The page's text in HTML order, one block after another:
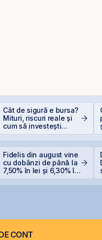
Cât de sigură e bursa?
Mituri, riscuri reale și
cum să investești
inteligent
Fidelis din august vine
cu dobânzi de până la
7,50% în lei și 6,30% în
CONT